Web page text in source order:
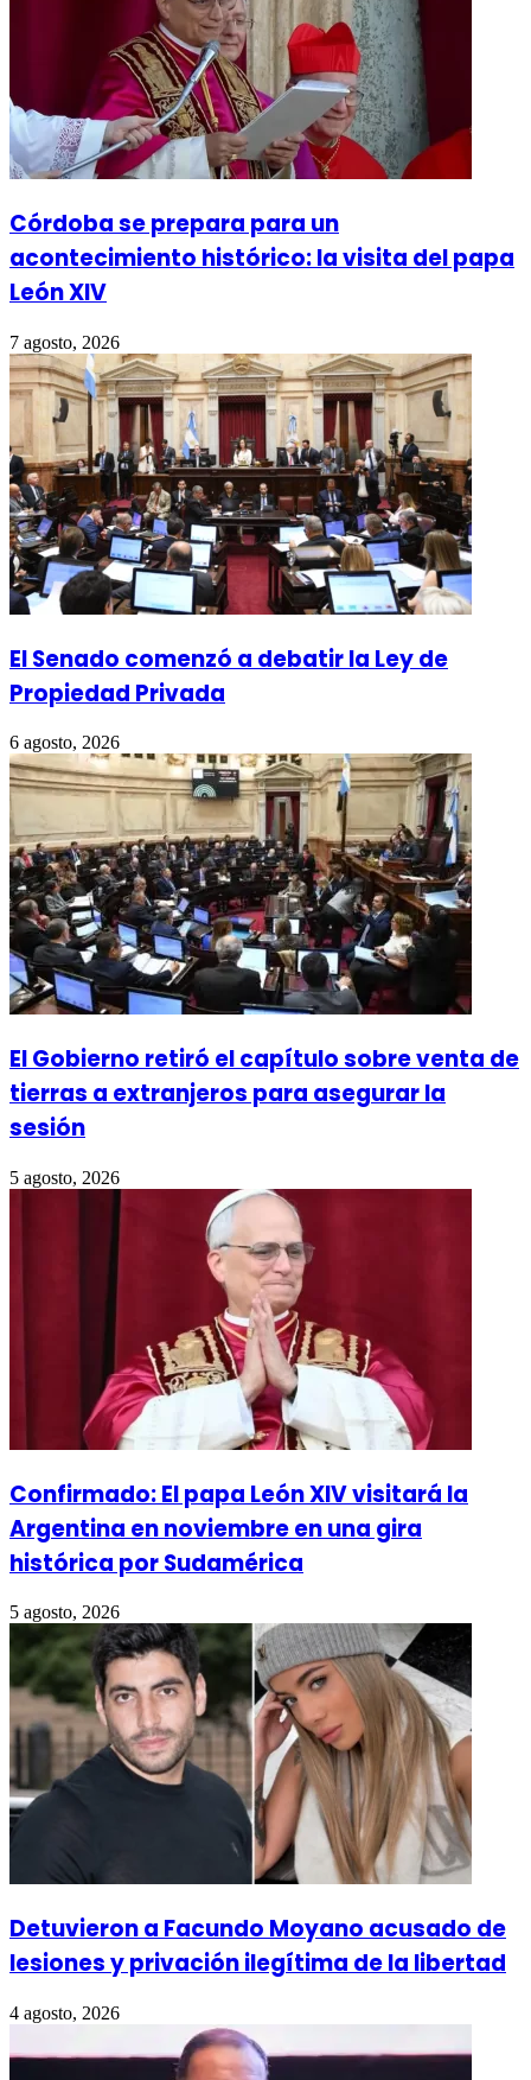
Córdoba se prepara para un
acontecimiento histórico: la visita del papa
León XIV
7 agosto, 2026
El Senado comenzó a debatir la Ley de
Propiedad Privada
6 agosto, 2026
El Gobierno retiró el capítulo sobre venta de
tierras a extranjeros para asegurar la
sesión
5 agosto, 2026
Confirmado: El papa León XIV visitará la
Argentina en noviembre en una gira
histórica por Sudamérica
5 agosto, 2026
Detuvieron a Facundo Moyano acusado de
lesiones y privación ilegítima de la libertad
4 agosto, 2026